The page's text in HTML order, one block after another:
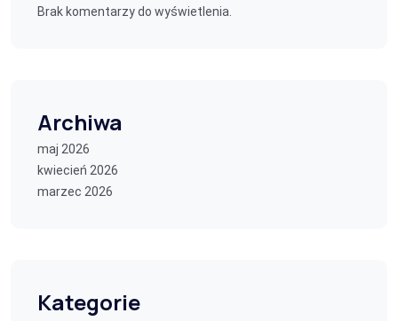
Brak komentarzy do wyświetlenia.
Archiwa
maj 2026
kwiecień 2026
marzec 2026
Kategorie